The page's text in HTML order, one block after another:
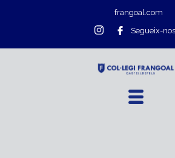
frangoal.com
Segueix-